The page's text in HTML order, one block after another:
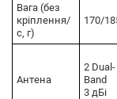
Вага (без
кріплення/
с, г)
170/
Антена
2 Dual-
Band
3 дБі